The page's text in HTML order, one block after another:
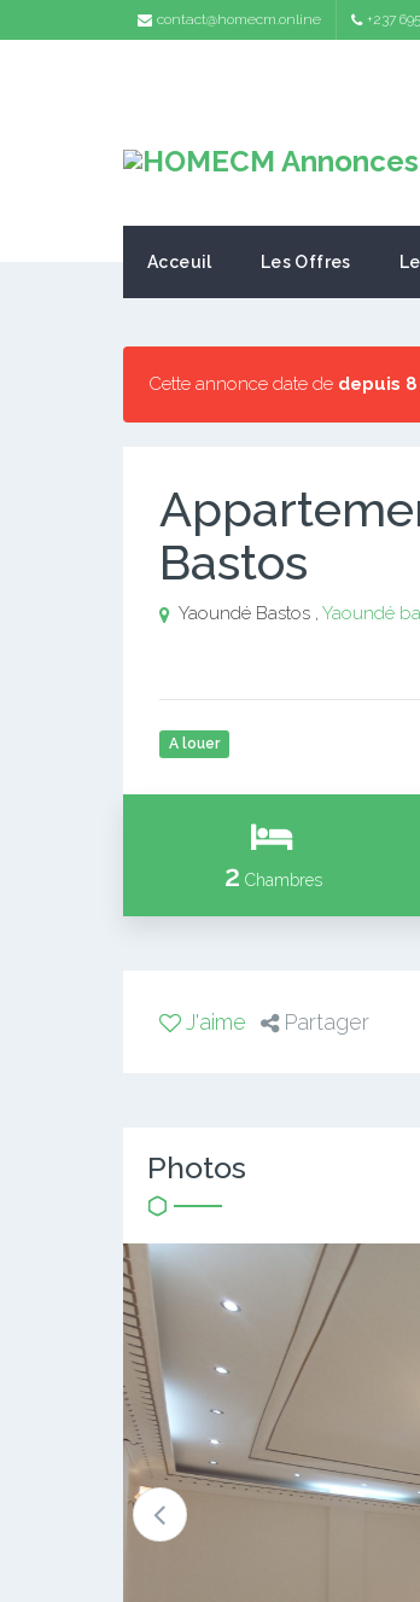
contact@homecm.online +237
Acceuil Les Offres
Cette annonce date de depuis
Bastos
Yaoundé Bastos , Yaoundé
A louer
2 Chambres
J'aime Partager
Photos